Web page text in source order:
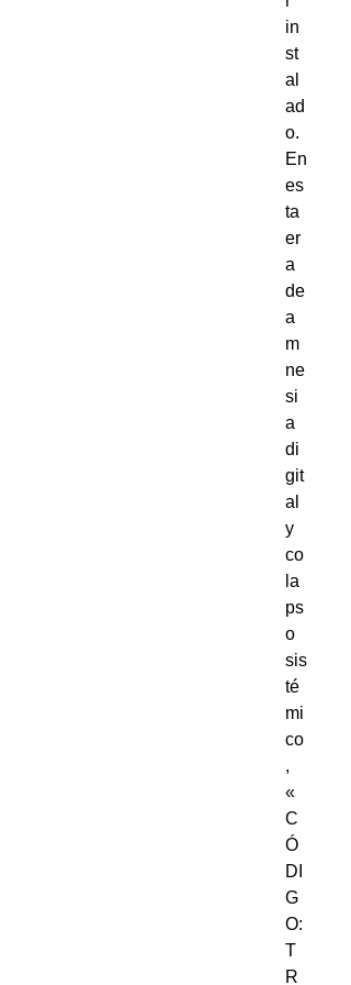
in
st
al
ad
o.
En
es
ta
er
a
de
a
m
ne
si
a
di
git
al
y
co
la
ps
o
sis
té
mi
co
,
«
C
Ó
DI
G
O:
T
R